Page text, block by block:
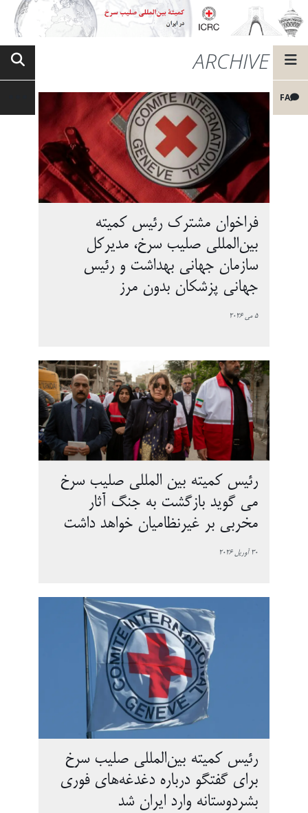
FA
ARCHIVE
فراخوان مشترک رئیس کمیته
بین‌المللی صلیب سرخ، مدیرکل
سازمان جهانی بهداشت و رئیس
جهانی پزشکان بدون مرز
5 می 2026
رئیس کمیته بین المللی صلیب سرخ
می گوید بازگشت به جنگ آثار
مخربی بر غیرنظامیان خواهد داشت
30 آوریل 2026
رئیس کمیته بین‌المللی صلیب سرخ
برای گفتگو درباره دغدغه‌های فوری
بشردوستانه وارد ایران شد